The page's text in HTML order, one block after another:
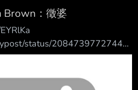
years and put all those
I would… Becaus
Brown：徵婆
status/20847397727449
身漢 Jaylen Brown 日前在直播